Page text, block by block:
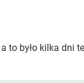
to było kilka dni